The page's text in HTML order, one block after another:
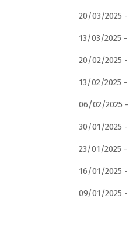
20/03/2025 -
13/03/2025 -
20/02/2025 -
13/02/2025 -
06/02/2025 -
30/01/2025 -
23/01/2025 -
16/01/2025 -
09/01/2025 -